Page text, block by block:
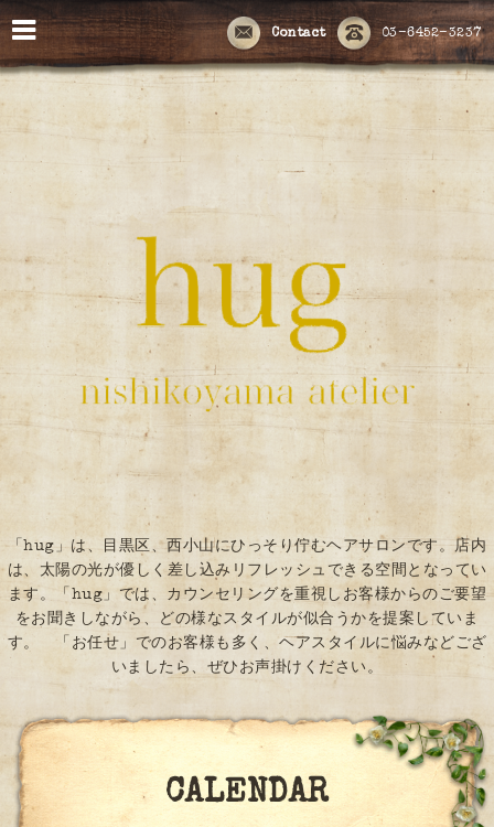
03-6452-3237
Contact
「hug」は、目黒区、西小山にひっそり佇むヘアサロンです。店内
は、太陽の光が優しく差し込みリフレッシュできる空間となってい
ます。「hug」では、カウンセリングを重視しお客様からのご要望
をお聞きしながら、どの様なスタイルが似合うかを提案していま
す。 「お任せ」でのお客様も多く、ヘアスタイルに悩みなどござ
いましたら、ぜひお声掛けください。
CALENDAR